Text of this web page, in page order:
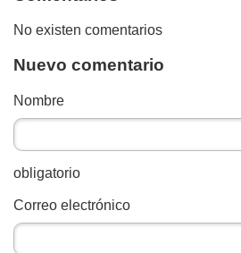
No existen comentarios
Nuevo comentario
Nombre
obligatorio
Correo electrónico